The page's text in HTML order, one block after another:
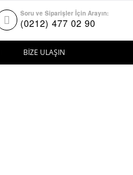
Soru ve Siparişler İçin Arayın:
(0212) 477 02 90
BIZE ULAŞIN